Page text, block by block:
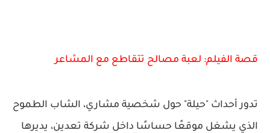
قصة الفيلم: لعبة مصالح تتقاطع مع المشاعر
تدور أحداث "حيلة" حول شخصية مشاري، الشاب الطموح
الذي يشغل موقعًا حساسًا داخل شركة تعدين، يديرها